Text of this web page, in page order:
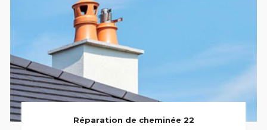
Réparation de cheminée 22